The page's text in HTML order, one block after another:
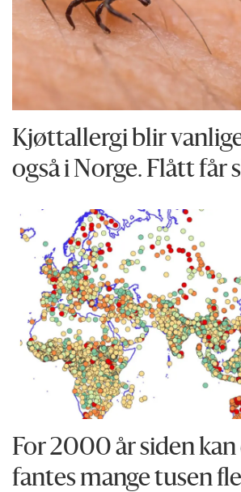
Kjøttallergi blir
også i Norge. Flått får
For 2000 år siden kan
fantes mange tusen